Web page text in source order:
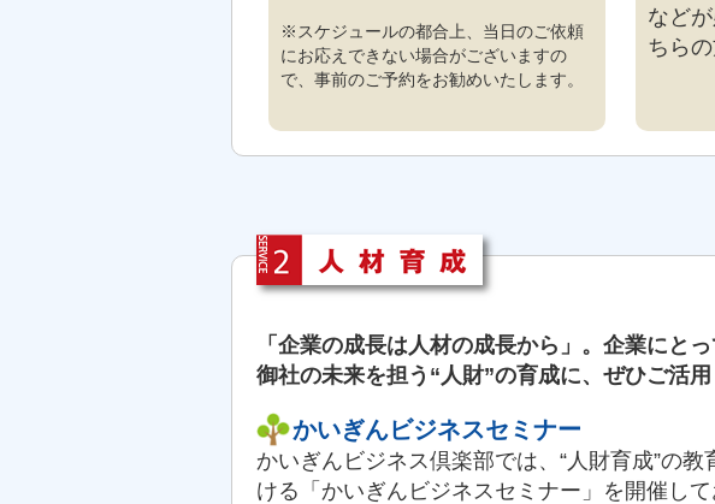
※スケジュールの都合上、当日のご依頼
にお応えできない場合がございますの
で、事前のご予約をお勧めいたします。
など
ちら
「企業の成長は人材の成長から」。企業にと
御社の未来を担う“人財”の育成に、ぜひご活用
かいぎんビジネスセミナー
かいぎんビジネス倶楽部では、“人財育成”の
ける「かいぎんビジネスセミナー」を開催し